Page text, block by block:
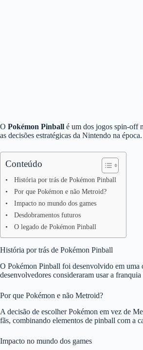
O Pokémon Pinball é um dos jogos spin-off
as decisões estratégicas da Nintendo na época.
Conteúdo
História por trás de Pokémon Pinball
Por que Pokémon e não Metroid?
Impacto no mundo dos games
Desdobramentos futuros
O legado de Pokémon Pinball
História por trás de Pokémon Pinball
O Pokémon Pinball foi desenvolvido em uma
desenvolvedores consideraram usar a
Por que Pokémon e não Metroid?
A decisão de escolher Pokémon em vez de
fãs, combinando elementos de pinball com a
Impacto no mundo dos games